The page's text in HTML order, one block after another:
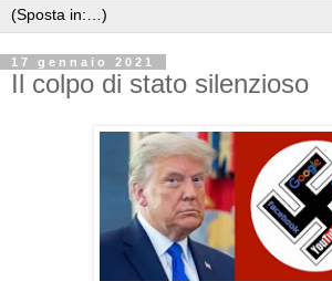
17 gennaio 2021
Il colpo di stato silenzioso